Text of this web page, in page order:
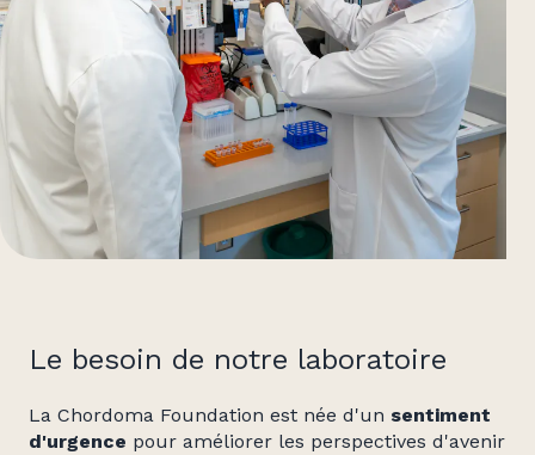
Le besoin de notre laboratoire
La Chordoma Foundation est née d'un sentiment
d'urgence pour améliorer les perspectives d'avenir